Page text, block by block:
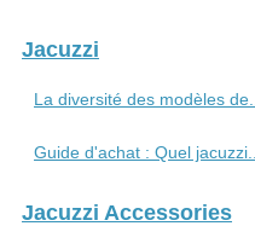
Jacuzzi
La diversité des modèles de...
Guide d'achat : Quel jacuzzi...
Jacuzzi Accessories